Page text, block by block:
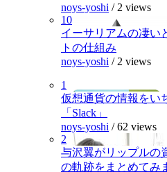
noys-yoshi / 2 views
10
イーサリアムの凄い
トの仕組み
noys-yoshi / 2 views
1
仮想通貨の情報をい
「Slack」
noys-yoshi /62 views
2
与沢翼がリップルの
の軌跡をまとめてみ